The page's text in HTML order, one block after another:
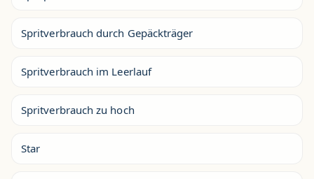
Spritverbrauch durch Gepäckträger
Spritverbrauch im Leerlauf
Spritverbrauch zu hoch
Star